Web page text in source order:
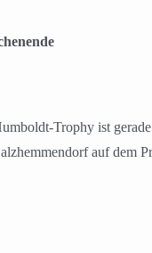
Trophy ist
auf dem